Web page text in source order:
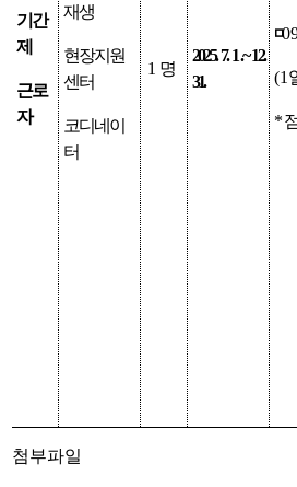
기간
제
근로
자
재생
현장지원
센터
코디네이
터
1 명
2025. 7. 1 .~ 12.
31.
◽
(1
*
첨부파일